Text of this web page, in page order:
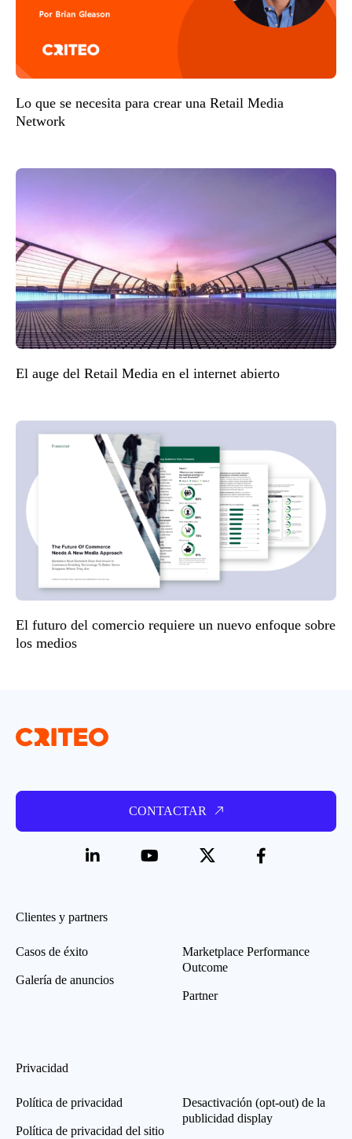
Lo que se necesita para crear una Retail Media
Network
El auge del Retail Media en el internet abierto
El futuro del comercio requiere un nuevo enfoque sobre
los medios
CONTACTAR
Clientes y partners
Casos de éxito
Galería de anuncios
Marketplace Performance
Outcome
Partner
Privacidad
Política de privacidad
Política de privacidad del sitio
Desactivación (opt-out) de la
publicidad display